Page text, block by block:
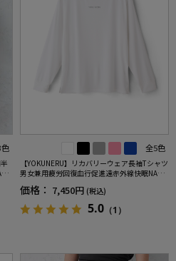
全5色
【YOKUNERU】リカバリーウェア長袖Tシャツ
男女兼用疲労回復血行促進遠赤外線快眠NANO
MIX(R)【一般医療機器】SS～LLサイズ
価格： 7,450円 (税込)
5.0 （1）